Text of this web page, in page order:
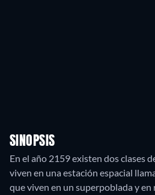
SINOPSIS
En el año 2159 existen dos clases
viven en una estación espacial
que viven en un superpoblada y en